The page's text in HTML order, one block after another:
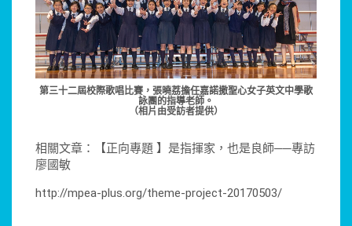
第三十二屆校際歌唱比賽，張曉荔擔任嘉諾撒聖心女子英文中學歌
詠團的指導老師。
（相片由受訪者提供）
相關文章：【正向專題 】是指揮家，也是良師──專訪
廖國敏
http://mpea-plus.org/theme-project-20170503/